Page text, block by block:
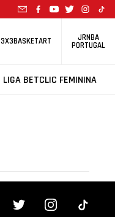
3X3BASKETART JRNBA
PORTUGAL
LIGA BETCLIC FEMININA